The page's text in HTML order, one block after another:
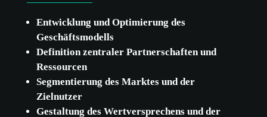
Entwicklung und Optimierung des
Geschäftsmodells
Definition zentraler Partnerschaften und
Ressourcen
Segmentierung des Marktes und der
Zielnutzer
Gestaltung des Wertversprechens und der